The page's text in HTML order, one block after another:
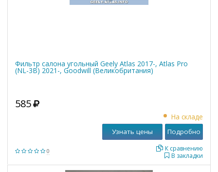
Фильтр салона угольный Geely Atlas 2017-, Atlas Pro
(NL-3B) 2021-, Goodwill (Великобритания)
0
585
На складе
В закладки
К сравнению
Узнать цены Подробно